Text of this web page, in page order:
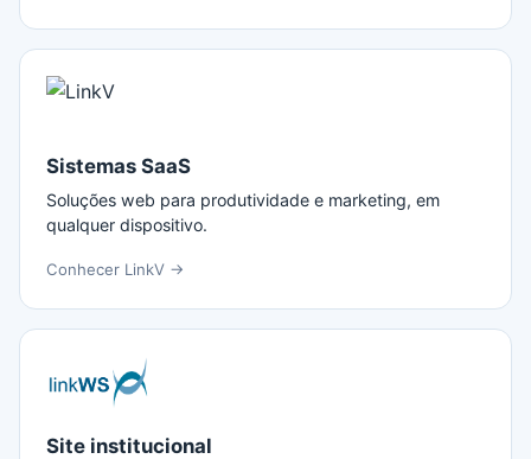
Sistemas SaaS
Soluções web para produtividade e marketing, em
qualquer dispositivo.
Conhecer LinkV →
Site institucional